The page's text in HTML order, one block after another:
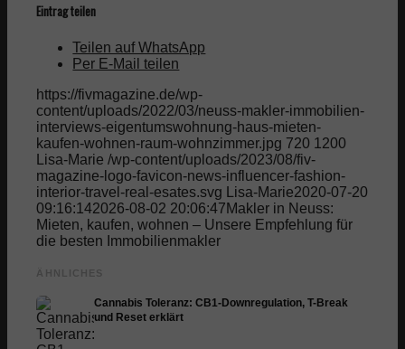
Eintrag teilen
Teilen auf WhatsApp
Per E-Mail teilen
https://fivmagazine.de/wp-
content/uploads/2022/03/neuss-makler-immobilien-
interviews-eigentumswohnung-haus-mieten-
kaufen-wohnen-raum-wohnzimmer.jpg 720 1200
Lisa-Marie /wp-content/uploads/2023/08/fiv-
magazine-logo-favicon-news-influencer-fashion-
interior-travel-real-esates.svg
Lisa-Marie2020-07-20
09:16:142026-08-02 20:06:47Makler in Neuss:
Mieten, kaufen, wohnen – Unsere Empfehlung für
die besten Immobilienmakler
ÄHNLICHES
Cannabis Toleranz: CB1-Downregulation, T-Break
und Reset erklärt